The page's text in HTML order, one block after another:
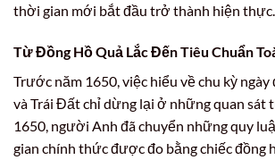
thời gian mới bắt đầu trở thành hiện thực.
Từ Đồng Hồ Quả Lắc Đến Tiêu Chuẩn
Trước năm 1650, việc hiểu về chu kỳ
và Trái Đất chỉ dừng lại ở những quan sát
1650, người Anh đã chuyển những quy
gian chính thức được đo bằng chiếc đồng